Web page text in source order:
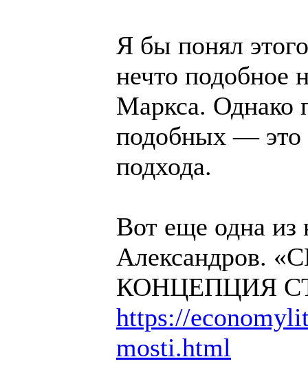
Я бы понял
нечто подобное
Маркса. Однако
подобных — это
подхода.
Вот еще одна
Александров.
КОНЦЕПЦИЯ
https://
mosti.html